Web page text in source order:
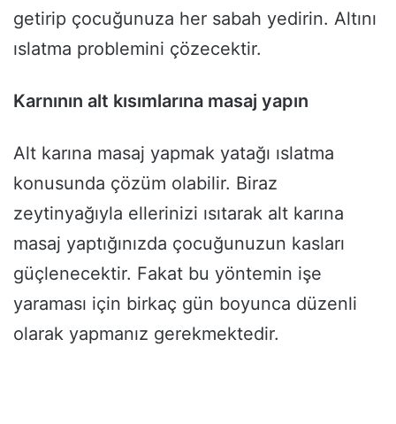
getirip çocuğunuza her sabah yedirin. Altını
ıslatma problemini çözecektir.
Karnının alt kısımlarına masaj yapın
Alt karına masaj yapmak yatağı ıslatma
konusunda çözüm olabilir. Biraz
zeytinyağıyla ellerinizi ısıtarak alt karına
masaj yaptığınızda çocuğunuzun kasları
güçlenecektir. Fakat bu yöntemin işe
yaraması için birkaç gün boyunca düzenli
olarak yapmanız gerekmektedir.